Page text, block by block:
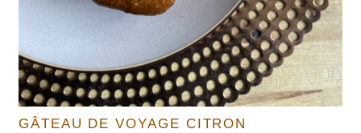
GÂTEAU DE VOYAGE CITRON